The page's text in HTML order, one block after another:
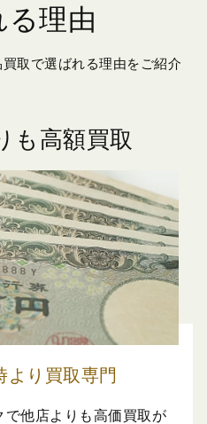
る理由
取で選ばれる理由をご紹介
も高額買取
より買取専門
で他店よりも高価買取が